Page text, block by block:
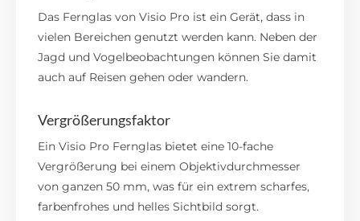
Das Fernglas von Visio Pro ist ein Gerät, dass in
vielen Bereichen genutzt werden kann. Neben der
Jagd und Vogelbeobachtungen können Sie damit
auch auf Reisen gehen oder wandern.
Vergrößerungsfaktor
Ein Visio Pro Fernglas bietet eine 10-fache
Vergrößerung bei einem Objektivdurchmesser
von ganzen 50 mm, was für ein extrem scharfes,
farbenfrohes und helles Sichtbild sorgt.